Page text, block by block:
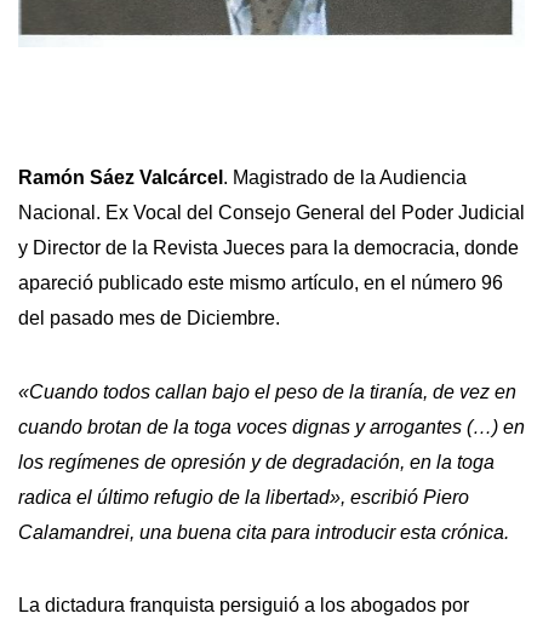
Ramón Sáez Valcárcel . Magistrado de la Audiencia
Nacional. Ex Vocal del Consejo General del Poder Judicial
y Director de la Revista Jueces para la democracia, donde
apareció publicado este mismo artículo, en el número 96
del pasado mes de Diciembre.
«Cuando todos callan bajo el peso de la tiranía, de vez en
cuando brotan de la toga voces dignas y arrogantes (…) en
los regímenes de opresión y de degradación, en la toga
radica el último refugio de la libertad», escribió Piero
Calamandrei, una buena cita para introducir esta crónica.
La dictadura franquista persiguió a los abogados por